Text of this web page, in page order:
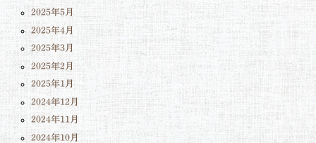
2025年5月
2025年4月
2025年3月
2025年2月
2025年1月
2024年12月
2024年11月
2024年10月